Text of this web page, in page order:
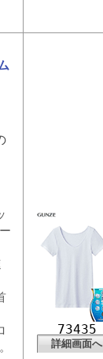
73435
詳細画面へ